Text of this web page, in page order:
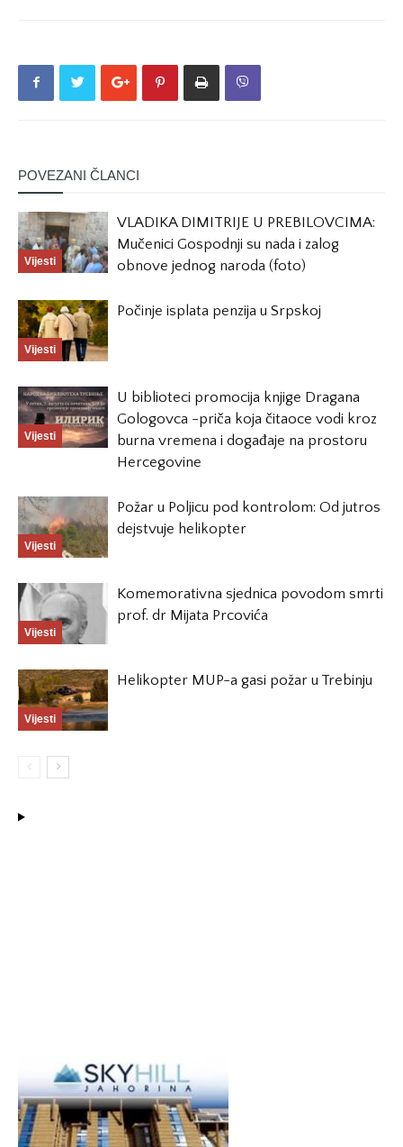
POVEZANI ČLANCI
Vijesti
VLADIKA DIMITRIJE U PREBILOVCIMA:
Mučenici Gospodnji su nada i zalog
obnove jednog naroda (foto)
Vijesti
Počinje isplata penzija u Srpskoj
Vijesti
U biblioteci promocija knjige Dragana
Gologovca -priča koja čitaoce vodi kroz
burna vremena i događaje na prostoru
Hercegovine
Vijesti
Požar u Poljicu pod kontrolom: Od jutros
dejstvuje helikopter
Vijesti
Komemorativna sjednica povodom smrti
prof. dr Mijata Prcovića
Vijesti
Helikopter MUP-a gasi požar u Trebinju